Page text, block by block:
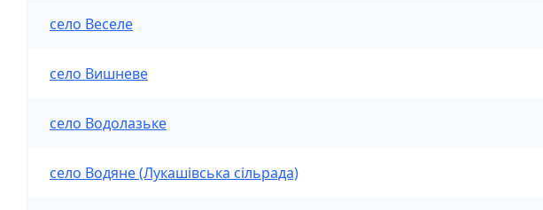
село Веселе
село Вишневе
село Водолазьке
село Водяне (Лукашівська сільрада)